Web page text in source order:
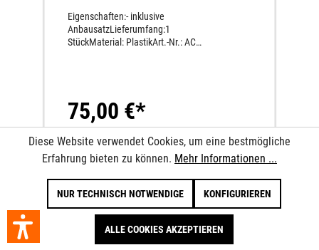
Eigenschaften:- inklusive
AnbausatzLieferumfang:1
StückMaterial: PlastikArt.-Nr.: AC
75,00 €*
IN DEN WARENKORB
Diese Website verwendet Cookies, um eine bestmögliche
Erfahrung bieten zu können. Mehr Informationen ...
NUR TECHNISCH NOTWENDIGE KONFIGURIEREN
ALLE COOKIES AKZEPTIEREN